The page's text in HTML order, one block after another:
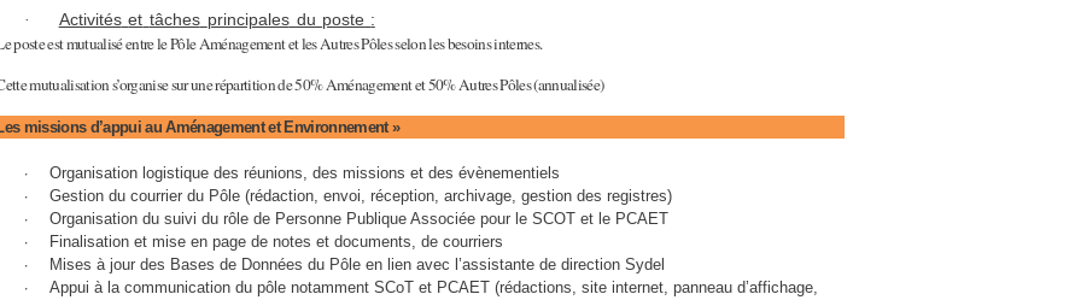
· Activités et tâches principales du poste :
poste est mutualisé entre le Pôle Aménagement et les Autres Pôles selon les besoins internes.
mutualisation s’organise sur une répartition de 50% Aménagement et 50% Autres Pôles (annualisée)
missions d’appui au Aménagement et Environnement »
· Organisation logistique des réunions, des missions et des évènementiels
· Gestion du courrier du Pôle (rédaction, envoi, réception, archivage, gestion des registres)
· Organisation du suivi du rôle de Personne Publique Associée pour le SCOT et le PCAET
· Finalisation et mise en page de notes et documents, de courriers
· Mises à jour des Bases de Données du Pôle en lien avec l’assistante de direction Sydel
·
Appui à la communication du pôle notamment SCoT et PCAET (rédactions, site internet, panneau d’affichage,